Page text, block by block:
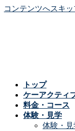
コンテンツへスキッ
トップ
ケーアクティ
料金・コース
体験・見学
体験・